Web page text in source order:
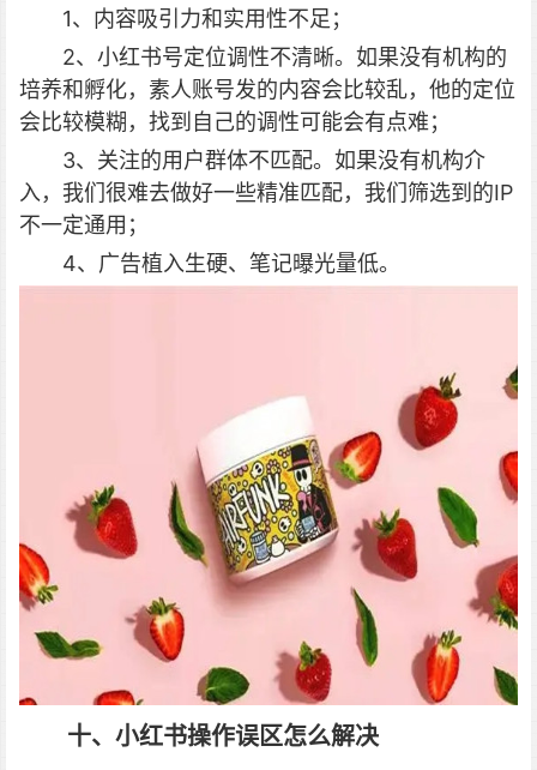
1、内容吸引力和实用性不足；
2、小红书号定位调性不清晰。如果没有机构的
培养和孵化，素人账号发的内容会比较乱，他的定位
会比较模糊，找到自己的调性可能会有点难；
3、关注的用户群体不匹配。如果没有机构介
入，我们很难去做好一些精准匹配，我们筛选到的IP
不一定通用；
4、广告植入生硬、笔记曝光量低。
十、小红书操作误区怎么解决